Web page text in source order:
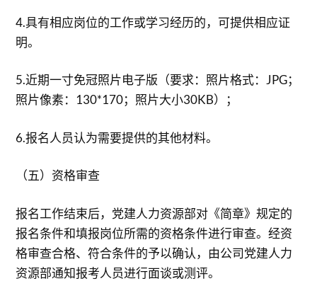
4.具有相应岗位的工作或学习经历的，可提供相应证
明。
5.近期一寸免冠照片电子版（要求：照片格式：JPG；
照片像素：130*170；照片大小30KB）；
6.报名人员认为需要提供的其他材料。
（五）资格审查
报名工作结束后，党建人力资源部对《简章》规定的
报名条件和填报岗位所需的资格条件进行审查。经资
格审查合格、符合条件的予以确认，由公司党建人力
资源部通知报考人员进行面谈或测评。